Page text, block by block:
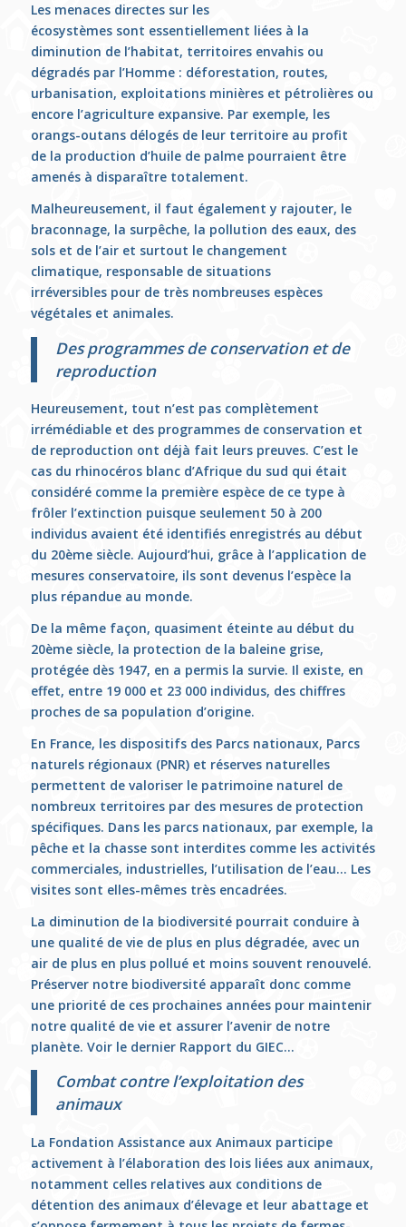
Les menaces directes sur les
écosystèmes sont essentiellement liées à la
diminution de l’habitat, territoires envahis ou
dégradés par l’Homme : déforestation, routes,
urbanisation, exploitations minières et pétrolières ou
encore l’agriculture expansive. Par exemple, les
orangs-outans délogés de leur territoire au profit
de la production d’huile de palme pourraient être
amenés à disparaître totalement.
Malheureusement, il faut également y rajouter, le
braconnage, la surpêche, la pollution des eaux, des
sols et de l’air et surtout le changement
climatique, responsable de situations
irréversibles pour de très nombreuses espèces
végétales et animales.
Des programmes de conservation et de
reproduction
Heureusement, tout n’est pas complètement
irrémédiable et des programmes de conservation et
de reproduction ont déjà fait leurs preuves. C’est le
cas du rhinocéros blanc d’Afrique du sud qui était
considéré comme la première espèce de ce type à
frôler l’extinction puisque seulement 50 à 200
individus avaient été identifiés enregistrés au début
du 20ème siècle. Aujourd’hui, grâce à l’application de
mesures conservatoire, ils sont devenus l’espèce la
plus répandue au monde.
De la même façon, quasiment éteinte au début du
20ème siècle, la protection de la baleine grise,
protégée dès 1947, en a permis la survie. Il existe, en
effet, entre 19 000 et 23 000 individus, des chiffres
proches de sa population d’origine.
En France, les dispositifs des Parcs nationaux, Parcs
naturels régionaux (PNR) et réserves naturelles
permettent de valoriser le patrimoine naturel de
nombreux territoires par des mesures de protection
spécifiques. Dans les parcs nationaux, par exemple, la
pêche et la chasse sont interdites comme les activités
commerciales, industrielles, l’utilisation de l’eau… Les
visites sont elles-mêmes très encadrées.
La diminution de la biodiversité pourrait conduire à
une qualité de vie de plus en plus dégradée, avec un
air de plus en plus pollué et moins souvent renouvelé.
Préserver notre biodiversité apparaît donc comme
une priorité de ces prochaines années pour maintenir
notre qualité de vie et assurer l’avenir de notre
planète. Voir le dernier Rapport du GIEC…
Combat contre l’exploitation des
animaux
La Fondation Assistance aux Animaux participe
activement à l’élaboration des lois liées aux animaux,
notamment celles relatives aux conditions de
détention des animaux d’élevage et leur abattage et